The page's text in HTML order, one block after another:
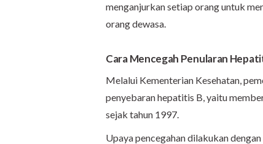
menganjurkan setiap orang untuk
orang dewasa.
Cara Mencegah Penularan
Melalui Kementerian Kesehatan,
penyebaran hepatitis B, yaitu
sejak tahun 1997.
Upaya pencegahan dilakukan